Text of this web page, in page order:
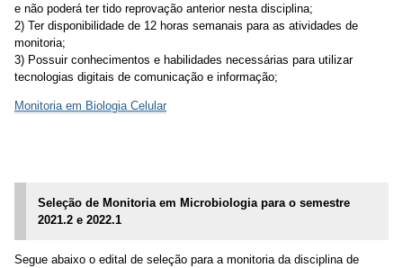
e não poderá ter tido reprovação anterior nesta disciplina;
2) Ter disponibilidade de 12 horas semanais para as atividades de
monitoria;
3) Possuir conhecimentos e habilidades necessárias para utilizar
tecnologias digitais de comunicação e informação;
Monitoria em Biologia Celular
Seleção de Monitoria em Microbiologia para o semestre
2021.2 e 2022.1
Segue abaixo o edital de seleção para a monitoria da disciplina de